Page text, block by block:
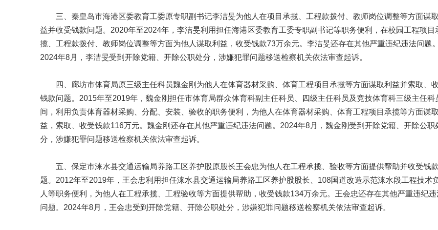
三、秦皇岛市海港区委教育工委原专职副书记李洁旻为他人在项目承揽、工程款拨付、教师岗位调整等方面谋
益并收受钱款问题。2020年至2024年，李洁旻利用担任海港区委教育工委专职副书记等职务便利，在校园工程项目
揽、工程款拨付、教师岗位调整等方面为他人谋取利益，收受钱款73万余元。李洁旻还存在其他严重违纪违法问题。
2024年8月，李洁旻受到开除党籍、开除公职处分，涉嫌犯罪问题移送检察机关依法审查起诉。
四、廊坊市体育局原三级主任科员魏金刚为他人在体育器材采购、体育工程项目承揽等方面谋取利益并索取、
钱款问题。2015年至2019年，魏金刚担任市体育局群众体育科副主任科员、四级主任科员及竞技体育科三级主任科
间，利用负责体育器材采购、分配、安装、验收的职务便利，为他人在体育器材采购、体育工程项目承揽等方面谋
益，索取、收受钱款116万元。魏金刚还存在其他严重违纪违法问题。2024年8月，魏金刚受到开除党籍、开除公职
分，涉嫌犯罪问题移送检察机关依法审查起诉。
五、保定市涞水县交通运输局养路工区养护股原股长王会忠为他人在工程承揽、验收等方面提供帮助并收受钱
题。2012年至2019年，王会忠利用担任涞水县交通运输局养路工区养护股股长、108国道改造示范涞水段工程技术
人等职务便利，为他人在工程承揽、工程验收等方面提供帮助，收受钱款134万余元。王会忠还存在其他严重违纪违
问题。2024年8月，王会忠受到开除党籍、开除公职处分，涉嫌犯罪问题移送检察机关依法审查起诉。